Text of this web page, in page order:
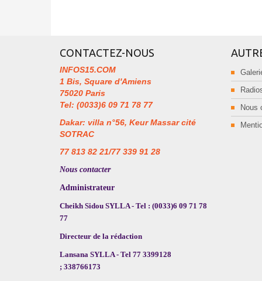
CONTACTEZ-NOUS
INFOS15.COM
1 Bis, Square d'Amiens
75020 Paris
Tel: (0033)6 09 71 78 77
Dakar: villa n°56, Keur Massar cité
SOTRAC
77 813 82 21/77 339 91 28
Nous contacter
Administrateur
Cheikh Sidou SYLLA - Tel : (0033)6 09 71 78
77
Directeur de la rédaction
Lansana SYLLA - Tel 77 3399128
; 338766173
Nous